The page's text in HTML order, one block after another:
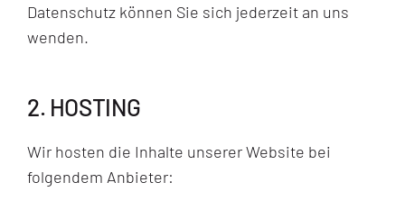
Datenschutz können Sie sich jederzeit an uns
wenden.
2. HOSTING
Wir hosten die Inhalte unserer Website bei
folgendem Anbieter: